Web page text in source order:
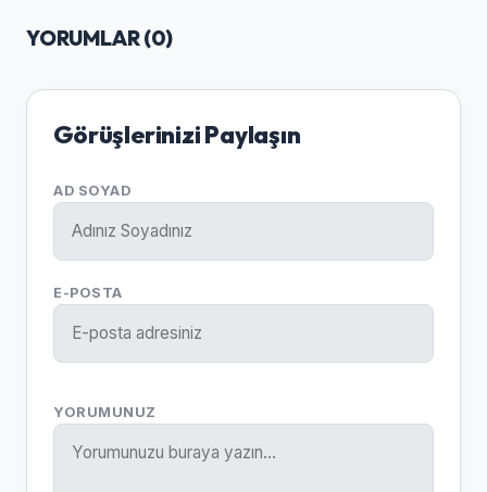
YORUMLAR (0)
Görüşlerinizi Paylaşın
AD SOYAD
E-POSTA
YORUMUNUZ